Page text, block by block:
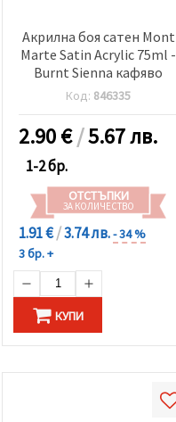
Акрилна боя сатен Mont
Marte Satin Acrylic 75ml -
Burnt Sienna кафяво
Код: 846335
2.90€/5.67 лв.
1-2 бр.
ОТСТЪПКИ
ЗА КОЛИЧЕСТВО
1.91 €/3.74 лв.- 34 %
3 бр. +
КУПИ